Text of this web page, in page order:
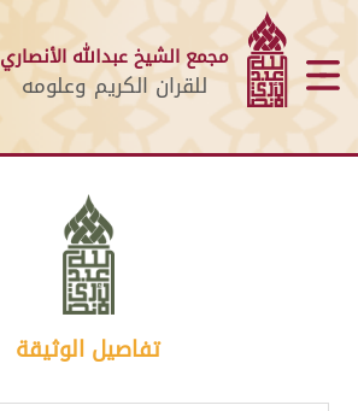
مجمع الشيخ عبدالله الأنصاري
للقران الكريم وعلومه
تفاصيل الوثيقة